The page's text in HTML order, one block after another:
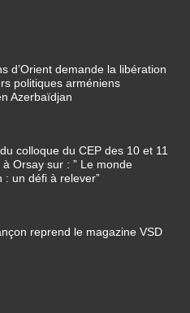
d’Orient demande la libération
politiques arméniens
Azerbaïdjan
colloque du CEP des 10 et 11
Orsay sur : ” Le monde
: un défi à relever”
reprend le magazine VSD